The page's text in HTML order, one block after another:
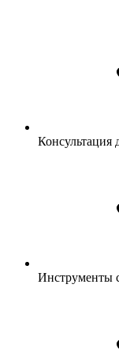
Консультация
Инструменты